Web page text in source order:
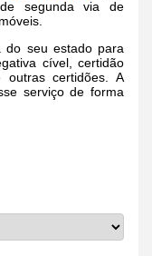
segunda via de
do seu estado para
cível, certidão
certidões. A
serviço de forma